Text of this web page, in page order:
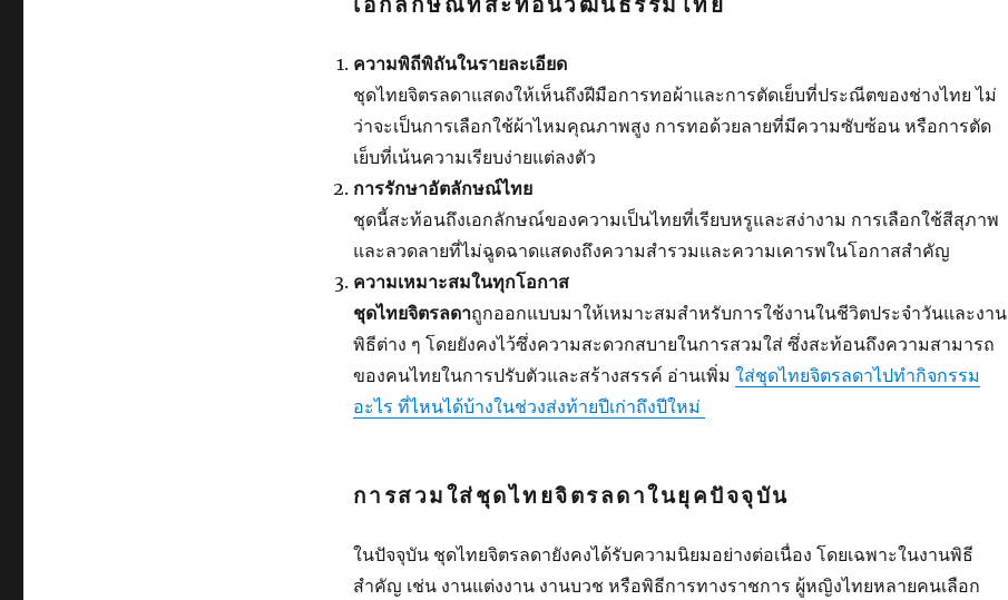
ความพิถีพิถันในรายละเอียด
ชุดไทยจิตรลดาแสดงให้เห็นถึงฝีมือการทอผ้าและการตัดเย็บที่ประณีตของช่างไทย ไม่
ว่าจะเป็นการเลือกใช้ผ้าไหมคุณภาพสูง การทอด้วยลายที่มีความซับซ้อน หรือการตัด
เย็บที่เน้นความเรียบง่ายแต่ลงตัว
การรักษาอัตลักษณ์ไทย
ชุดนี้สะท้อนถึงเอกลักษณ์ของความเป็นไทยที่เรียบหรูและสง่างาม การเลือกใช้สีสุภาพ
และลวดลายที่ไม่ฉูดฉาดแสดงถึงความสำรวมและความเคารพในโอกาสสำคัญ
ความเหมาะสมในทุกโอกาส
ชุดไทยจิตรลดาถูกออกแบบมาให้เหมาะสมสำหรับการใช้งานในชีวิตประจำวันและงาน
พิธีต่าง ๆ โดยยังคงไว้ซึ่งความสะดวกสบายในการสวมใส่ ซึ่งสะท้อนถึงความสามารถ
ของคนไทยในการปรับตัวและสร้างสรรค์ อ่านเพิ่ม ใส่ชุดไทยจิตรลดาไปทำกิจกรรม
อะไร ที่ไหนได้บ้างในช่วงส่งท้ายปีเก่าถึงปีใหม่
การสวมใส่ชุดไทยจิตรลดาในยุคปัจจุบัน
ในปัจจุบัน ชุดไทยจิตรลดายังคงได้รับความนิยมอย่างต่อเนื่อง โดยเฉพาะในงานพิธี
สำคัญ เช่น งานแต่งงาน งานบวช หรือพิธีการทางราชการ ผู้หญิงไทยหลายคนเลือก